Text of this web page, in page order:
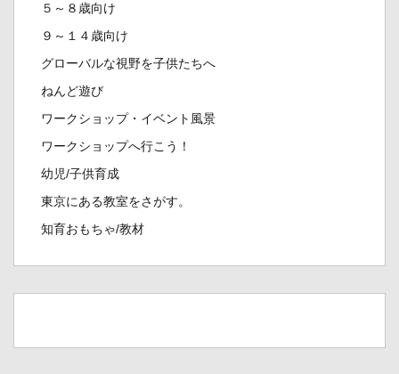
５～８歳向け
９～１４歳向け
グローバルな視野を子供たちへ
ねんど遊び
ワークショップ・イベント風景
ワークショップへ行こう！
幼児/子供育成
東京にある教室をさがす。
知育おもちゃ/教材